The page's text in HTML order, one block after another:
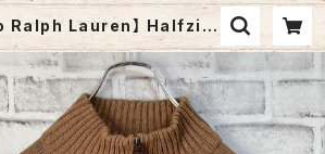
Ralph Lauren】 Halfzip
ポロ ラルフローレン ハーフ
ット セーター ベージュ 胸ロ
ゆるだぼ ビ
エット アメリカ USA 古着 |
Fuzzy Fuzzy